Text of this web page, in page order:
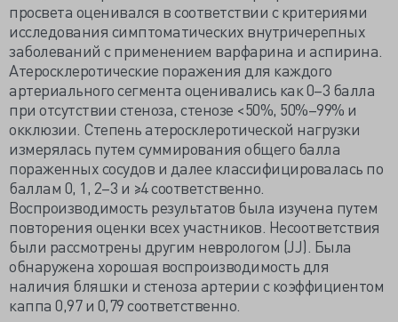
просвета оценивался в соответствии с критериями
исследования симптоматических внутричерепных
заболеваний с применением варфарина и аспирина.
Атеросклеротические поражения для каждого
артериального сегмента оценивались как 0–3 балла
при отсутствии стеноза, стенозе <50%, 50%–99% и
окклюзии. Степень атеросклеротической нагрузки
измерялась путем суммирования общего балла
пораженных сосудов и далее классифицировалась по
баллам 0, 1, 2–3 и ≥4 соответственно.
Воспроизводимость результатов была изучена путем
повторения оценки всех участников. Несоответствия
были рассмотрены другим неврологом (JJ). Была
обнаружена хорошая воспроизводимость для
наличия бляшки и стеноза артерии с коэффициентом
каппа 0,97 и 0,79 соответственно.